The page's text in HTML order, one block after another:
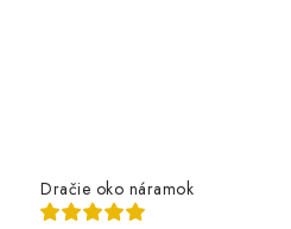
Dračie oko náramok